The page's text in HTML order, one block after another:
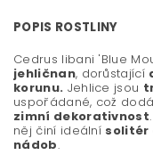
POPIS ROSTLINY
Cedrus libani 'Blue
jehličnan, dorůstající
korunu. Jehlice jsou
uspořádané, což
zimní dekorativnost
něj činí ideální solitér
nádob.